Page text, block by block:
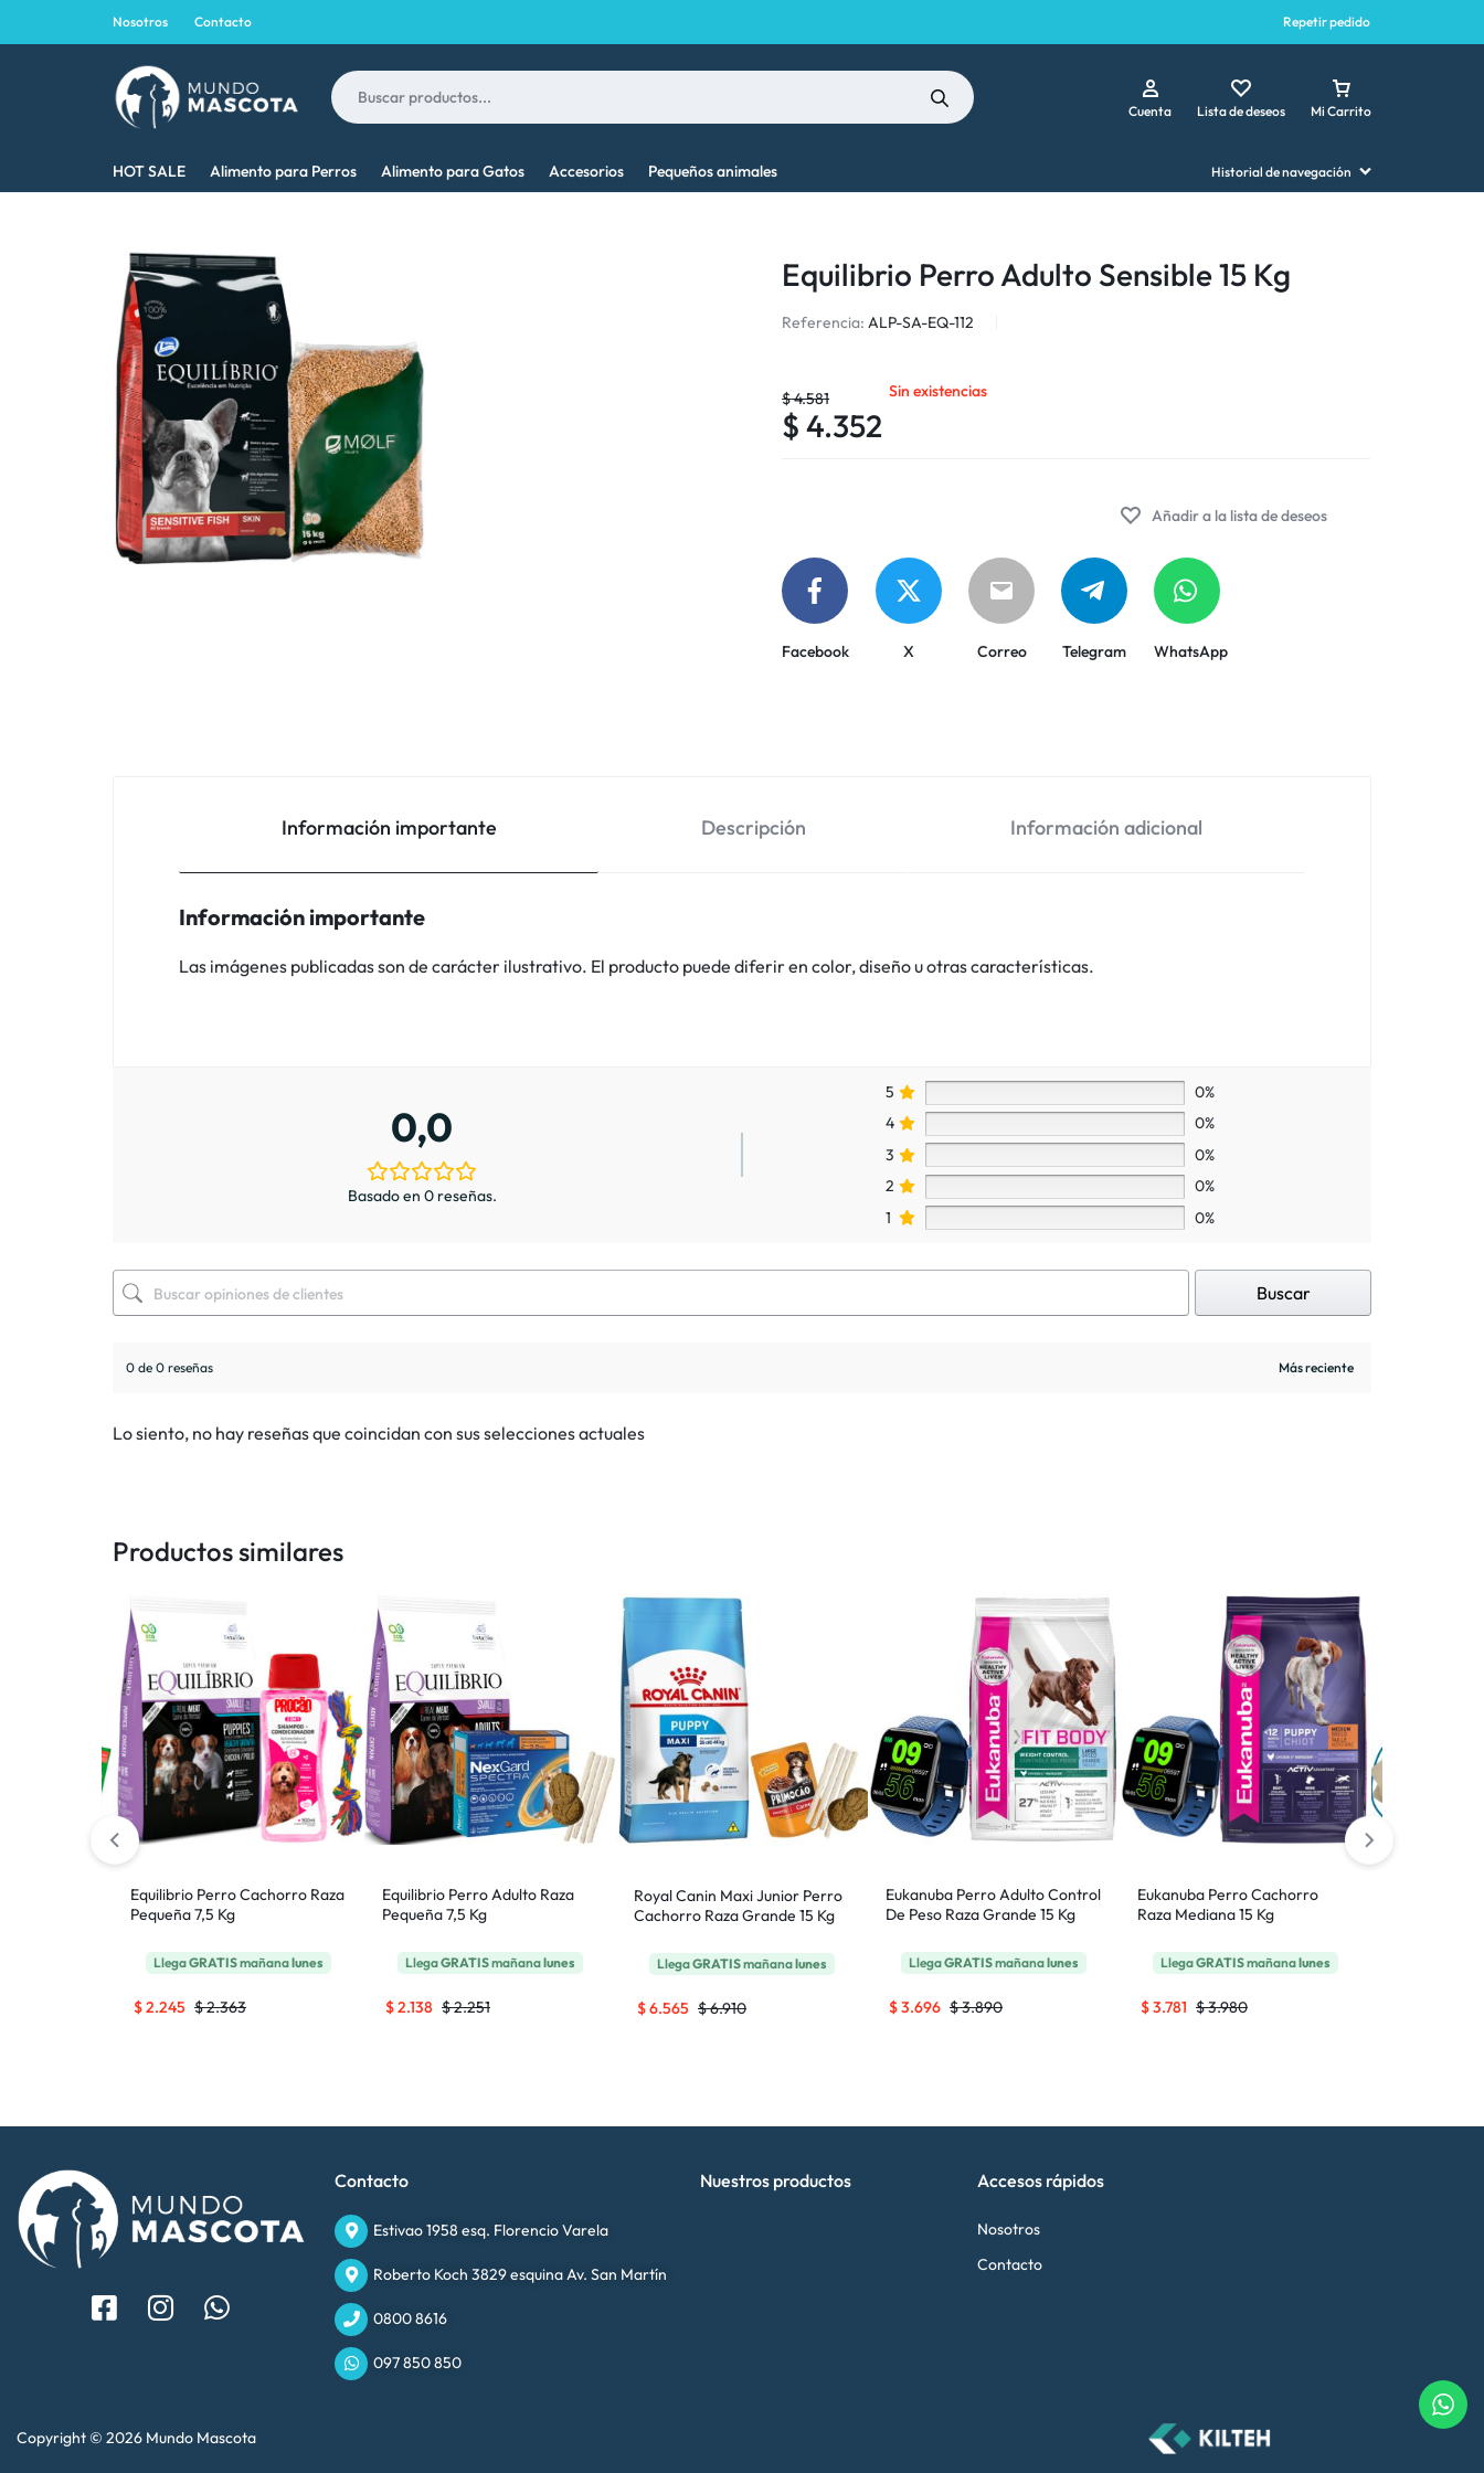
Nosotros Contacto Repetir pedido
MASCOTA
MEJOR
PARA
TU
MASCOTA
Cuenta Lista de deseos Mi Carrito
HOT SALE Alimento para Perros Alimento para Gatos Accesorios Pequeños animales Historial de navegación
Equilibrio Perro Adulto Sensible 15 Kg
Referencia: ALP-SA-EQ-112
$4.581
$ 4.352
Sin existencias
Añadir a la lista de deseos
Facebook X Correo Telegram WhatsApp
Información importante Descripción Información adicional
Información importante
Las imágenes publicadas son de carácter ilustrativo. El producto puede diferir en color, diseño u otras características.
0,0
Basado en 0 reseñas.
5
0%
4
0%
3
0%
2
0%
1
0%
Buscar
0 de 0 reseñas
Lo siento, no hay reseñas que coincidan con sus selecciones actuales
Productos similares
Equilibrio Perro Cachorro Raza
Pequeña 7,5 Kg
LlegaGRATISmañanalunes
$2.363
$2.245
Equilibrio Perro Adulto Raza
Pequeña 7,5 Kg
LlegaGRATISmañanalunes
$2.251
$2.138
Royal Canin Maxi Junior Perro
Cachorro Raza Grande 15 Kg
LlegaGRATISmañanalunes
$6.910
$6.565
Eukanuba Perro Adulto Control
De Peso Raza Grande 15 Kg
LlegaGRATISmañanalunes
$3.890
$3.696
Eukanuba Perro Cachorro
Raza Mediana 15 Kg
LlegaGRATISmañanalunes
$3.980
$3.781
Contacto
Estivao 1958 esq. Florencio Varela
Roberto Koch 3829 esquina Av. San Martín
0800 8616
097 850 850
Nuestros productos Accesos rápidos
Nosotros
Contacto
Copyright © 2026 Mundo Mascota